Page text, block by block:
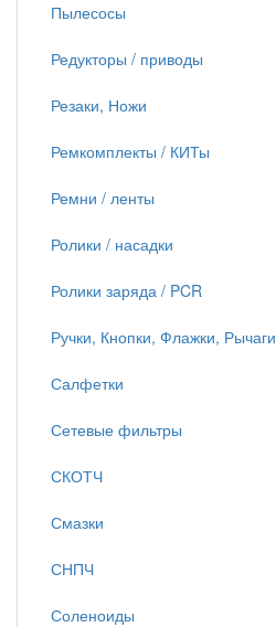
Пылесосы
Редукторы / приводы
Резаки, Ножи
Ремкомплекты / КИТы
Ремни / ленты
Ролики / насадки
Ролики заряда / PCR
Ручки, Кнопки, Флажки, Рычаги
Салфетки
Сетевые фильтры
СКОТЧ
Смазки
СНПЧ
Соленоиды